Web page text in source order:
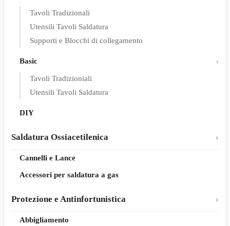
Tavoli Tradizionali
Utensili Tavoli Saldatura
Supporti e Blocchi di collegamento
Basic
Tavoli Tradizioniali
Utensili Tavoli Saldatura
DIY
Saldatura Ossiacetilenica
Cannelli e Lance
Accessori per saldatura a gas
Protezione e Antinfortunistica
Abbigliamento